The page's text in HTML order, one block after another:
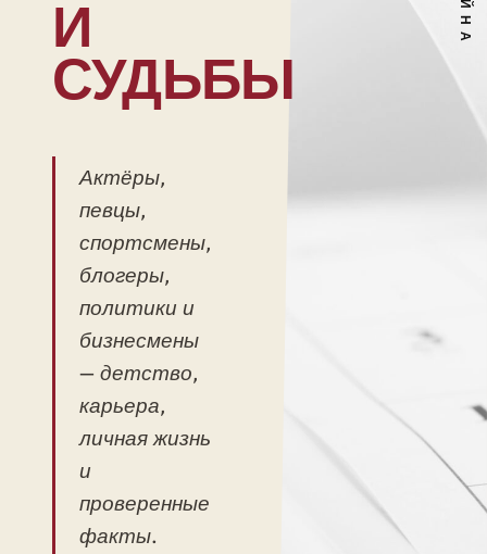
И
СУДЬБЫ
Актёры,
певцы,
спортсмены,
блогеры,
политики и
бизнесмены
— детство,
карьера,
личная жизнь
и
проверенные
факты.